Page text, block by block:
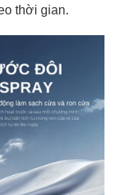
thời gian.